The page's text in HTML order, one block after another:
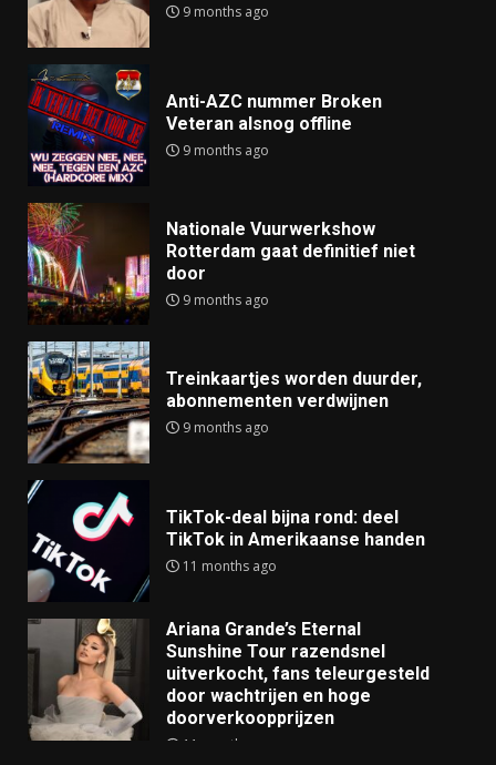
9 months ago
Anti-AZC nummer Broken
Veteran alsnog offline
9 months ago
Nationale Vuurwerkshow
Rotterdam gaat definitief niet
door
9 months ago
Treinkaartjes worden duurder,
abonnementen verdwijnen
9 months ago
TikTok-deal bijna rond: deel
TikTok in Amerikaanse handen
11 months ago
Ariana Grande’s Eternal
Sunshine Tour razendsnel
uitverkocht, fans teleurgesteld
door wachtrijen en hoge
doorverkoopprijzen
11 months ago